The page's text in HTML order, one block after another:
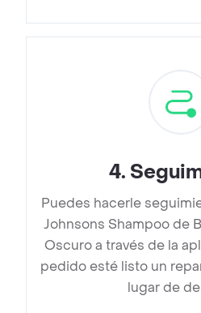
4.
Puedes hacerle
Johnsons Shampoo de
Oscuro a través de la
pedido esté listo un
lugar de